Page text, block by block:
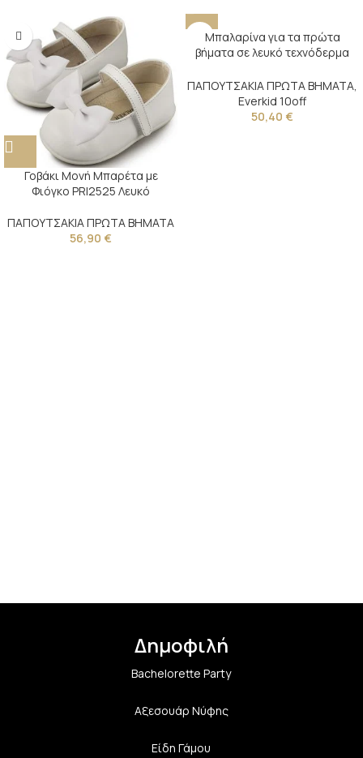
Γοβάκι Μονή Μπαρέτα με
Φιόγκο PRI2525 Λευκό
ΠΑΠΟΥΤΣΑΚΙΑ ΠΡΩΤΑ ΒΗΜΑΤΑ
56,90 €
Μπαλαρίνα για τα πρώτα
βήματα σε λευκό τεχνόδερμα
λουλούδι και φτερό
ΠΑΠΟΥΤΣΑΚΙΑ ΠΡΩΤΑ ΒΗΜΑΤΑ
Everkid 10off
50,40 €
Δημοφιλή
Bachelorette Party
Αξεσουάρ Νύφης
Είδη Γάμου